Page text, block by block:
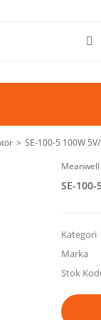
SE-100-5 100W
Meanwell
SE-
Kategori
Marka
Stok